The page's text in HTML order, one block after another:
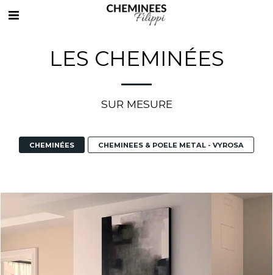
LES CHEMINÉES
SUR MESURE
CHEMINÉES CHEMINEES & POELE METAL - VYROSA